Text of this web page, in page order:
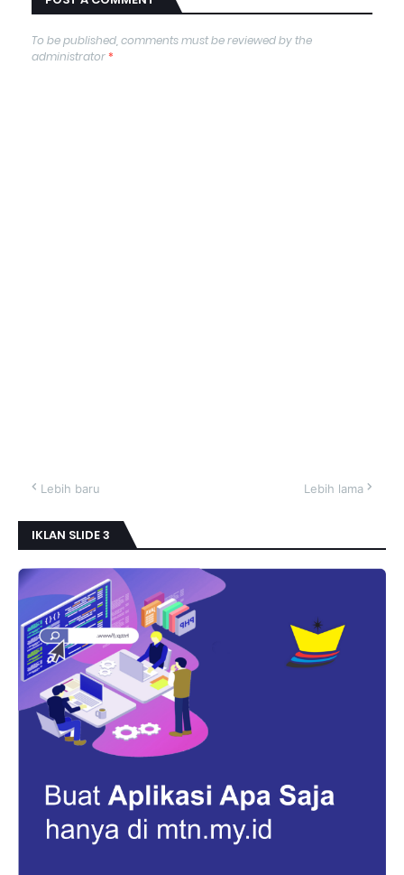
To be published, comments must be reviewed by the
administrator*
Lebih baru Lebih lama
IKLAN SLIDE 3